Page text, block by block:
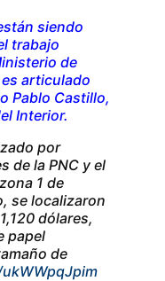
siendo
trabajo
de
articulado
Pablo Castillo,
Interior.
por
de la PNC y el
1 de
se localizaron
dólares,
papel
de